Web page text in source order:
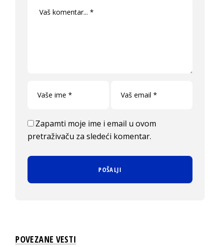
Zapamti moje ime i email u ovom
pretraživaču za sledeći komentar.
POVEZANE VESTI